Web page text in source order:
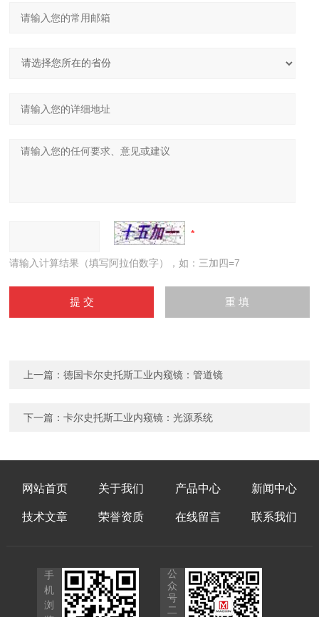
请输入计算结果（填写阿拉伯数字），如：三加四=7
上一篇：德国卡尔史托斯工业内窥镜：管道镜
下一篇：卡尔史托斯工业内窥镜：光源系统
网站首页 关于我们 产品中心 新闻中心
技术文章 荣誉资质 在线留言 联系我们
手
机
浏
公
众
号
二